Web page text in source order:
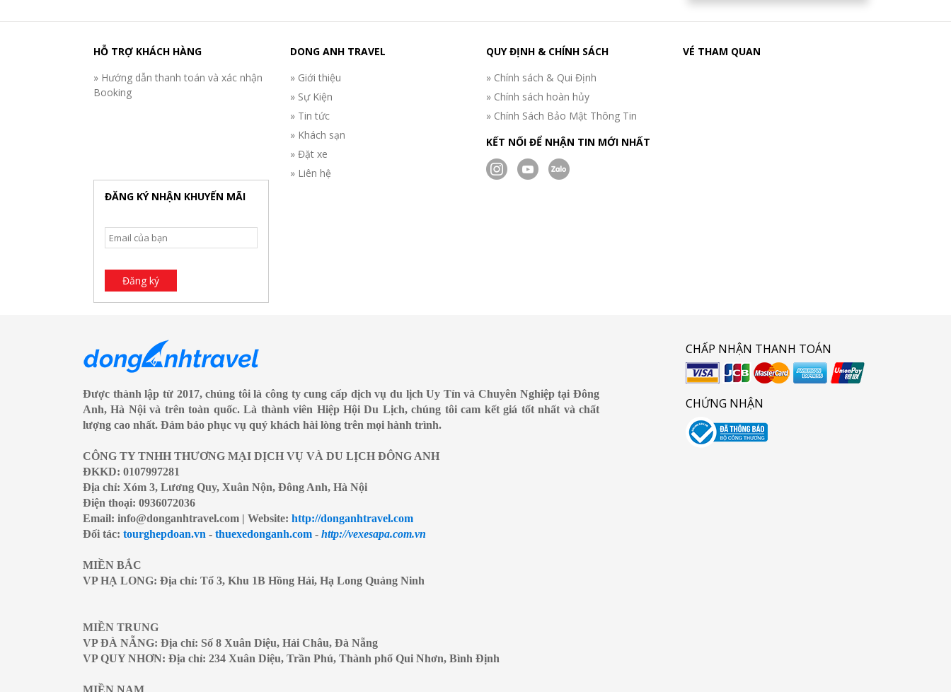
HỖ TRỢ KHÁCH HÀNG
» Hướng dẫn thanh toán và xác nhận
Booking
DONG ANH TRAVEL
» Giới thiệu
» Sự Kiện
» Tin tức
» Khách sạn
» Đặt xe
» Liên hệ
QUY ĐỊNH & CHÍNH SÁCH
» Chính sách & Qui Định
» Chính sách hoàn hủy
» Chính Sách Bảo Mật Thông Tin
KẾT NỐI ĐỂ NHẬN TIN MỚI NHẤT
VÉ THAM QUAN
ĐĂNG KÝ NHẬN KHUYẾN MÃI
Đăng ký
Được thành lập từ 2017, chúng tôi là công ty cung cấp dịch vụ du lịch Uy Tín và Chuyên Nghiệp tại Đông
Anh, Hà Nội và trên toàn quốc. Là thành viên Hiệp Hội Du Lịch, chúng tôi cam kết giá tốt nhất và chất
lượng cao nhất. Đảm bảo phục vụ quý khách hài lòng trên mọi hành trình.
CÔNG TY TNHH THƯƠNG MẠI DỊCH VỤ VÀ DU LỊCH ĐÔNG ANH
ĐKKD: 0107997281
Địa chỉ: Xóm 3, Lương Quy, Xuân Nộn, Đông Anh, Hà Nội
Điện thoại: 0936072036
Email: info@donganhtravel.com | Website: http://donganhtravel.com
Đối tác: tourghepdoan.vn - thuexedonganh.com - http://vexesapa.com.vn
MIỀN BẮC
VP HẠ LONG: Địa chỉ: Tổ 3, Khu 1B Hồng Hải, Hạ Long Quảng Ninh
MIỀN TRUNG
VP ĐÀ NẴNG: Địa chỉ: Số 8 Xuân Diệu, Hải Châu, Đà Nẵng
VP QUY NHƠN: Địa chỉ: 234 Xuân Diệu, Trần Phú, Thành phố Qui Nhơn, Bình Định
CHẤP NHẬN THANH TOÁN
CHỨNG NHẬN